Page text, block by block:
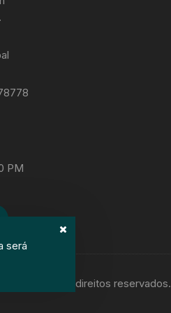
será
PM
Todos os direitos reservados.